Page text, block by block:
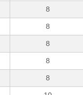
8
8
8
8
8